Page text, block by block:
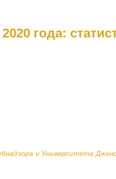
2020 года:
и Университета